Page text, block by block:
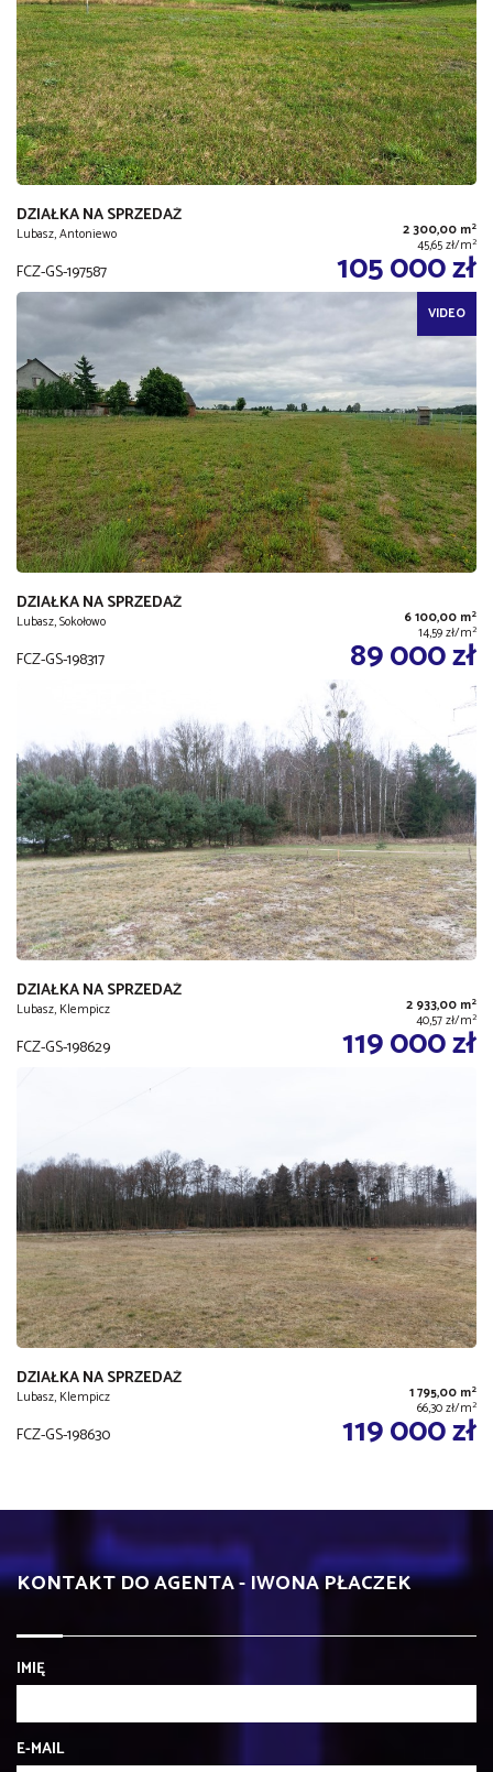
DZIAŁKA NA SPRZEDAŻ
Lubasz, Antoniewo 2 300,00 m2
45,65 zł/m2
FCZ-GS-197587 105 000 zł
VIDEO
DZIAŁKA NA SPRZEDAŻ
Lubasz, Sokołowo 6 100,00 m2
14,59 zł/m2
FCZ-GS-198317 89 000 zł
DZIAŁKA NA SPRZEDAŻ
Lubasz, Klempicz 2 933,00 m2
40,57 zł/m2
FCZ-GS-198629 119 000 zł
DZIAŁKA NA SPRZEDAŻ
Lubasz, Klempicz 1 795,00 m2
66,30 zł/m2
FCZ-GS-198630 119 000 zł
KONTAKT DO AGENTA - IWONA PŁACZEK
IMIĘ
E-MAIL